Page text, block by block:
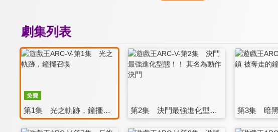
劇集列表
第1集 光之軌跡，鐘擺召喚 第2集 決鬥最強進化型態！！ 其名為動作決鬥